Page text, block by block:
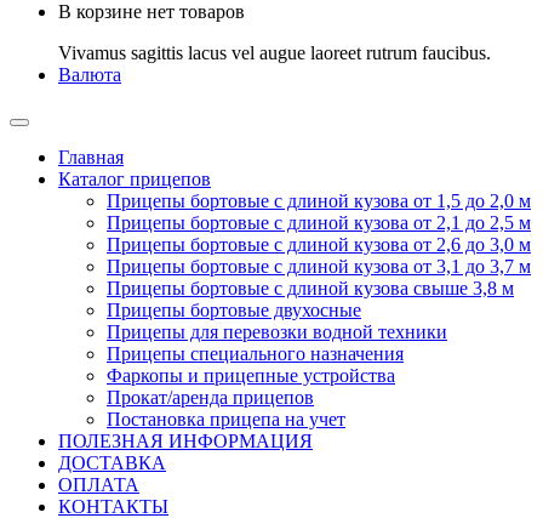
В корзине нет товаров
Vivamus sagittis lacus vel augue laoreet rutrum faucibus.
Валюта
Главная
Каталог прицепов
Прицепы бортовые с длиной кузова от 1,5 до 2,0 м
Прицепы бортовые с длиной кузова от 2,1 до 2,5 м
Прицепы бортовые с длиной кузова от 2,6 до 3,0 м
Прицепы бортовые с длиной кузова от 3,1 до 3,7 м
Прицепы бортовые с длиной кузова свыше 3,8 м
Прицепы бортовые двухосные
Прицепы для перевозки водной техники
Прицепы специального назначения
Фаркопы и прицепные устройства
Прокат/аренда прицепов
Постановка прицепа на учет
ПОЛЕЗНАЯ ИНФОРМАЦИЯ
ДОСТАВКА
ОПЛАТА
КОНТАКТЫ